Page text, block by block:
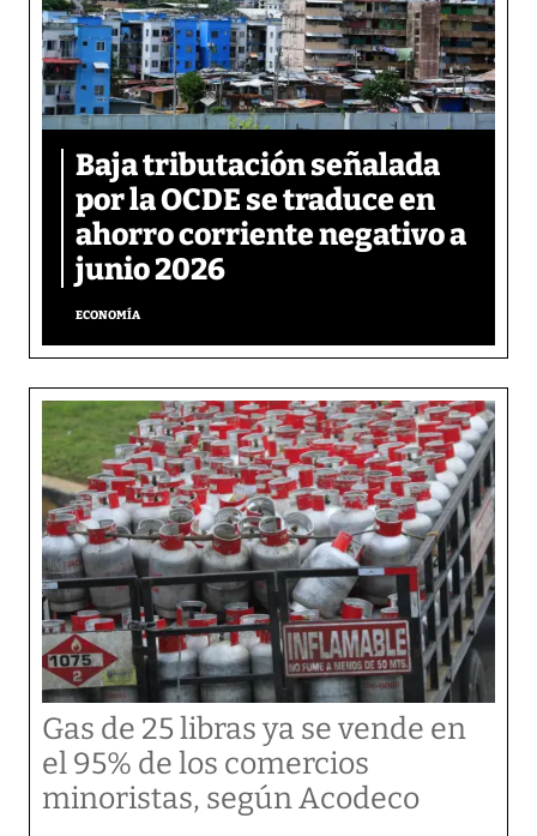
Baja tributación señalada
por la OCDE se traduce en
ahorro corriente negativo a
junio 2026
ECONOMÍA
Gas de 25 libras ya se vende en
el 95% de los comercios
minoristas, según Acodeco